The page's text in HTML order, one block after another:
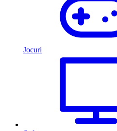
Jocuri